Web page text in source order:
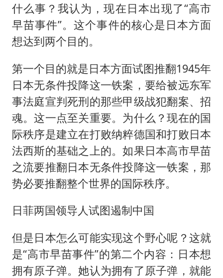
什么事？我认为，现在日本出现了“高市
早苗事件”。这个事件的核心是日本方面
想达到两个目的。
第一个目的就是日本方面试图推翻1945年
日本无条件投降这一铁案，要给被远东军
事法庭宣判死刑的那些甲级战犯翻案、招
魂。这一点至关重要。为什么？现在的国
际秩序是建立在打败纳粹德国和打败日本
法西斯的基础之上的。如果日本高市早苗
之流要推翻日本无条件投降这一铁案，那
势必要推翻整个世界的国际秩序。
日菲两国领导人试图遏制中国
但是日本怎么可能实现这个野心呢？这就
是“高市早苗事件”的第二个内容：日本想
拥有原子弹。她认为拥有了原子弹，就能